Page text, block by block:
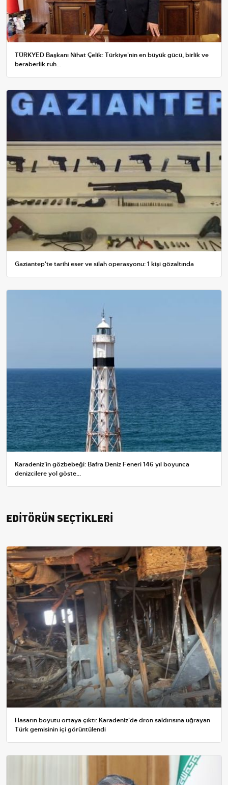
TÜRKYED Başkanı Nihat Çelik: Türkiye'nin en büyük gücü, birlik ve
beraberlik ruh...
Gaziantep'te tarihi eser ve silah operasyonu: 1 kişi gözaltında
Karadeniz'in gözbebeği: Bafra Deniz Feneri 146 yıl boyunca
denizcilere yol göste...
EDİTÖRÜN SEÇTİKLERİ
Hasarın boyutu ortaya çıktı: Karadeniz'de dron saldırısına uğrayan
Türk gemisinin içi görüntülendi